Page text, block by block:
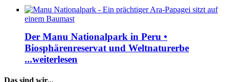
Der Manu Nationalpark in Peru •
Biosphärenreservat und Weltnaturerbe
...weiterlesen